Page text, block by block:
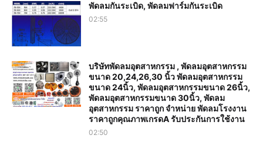
พัดลมกันระเบิด, พัดลมฟาร์มกันระเบิด
02:55
บริษัทพัดลมอุตสาหกรรม , พัดลมอุตสาหกรรม
ขนาด 20,24,26,30 นิ้ว พัดลมอุตสาหกรรม
ขนาด 24นิ้ว, พัดลมอุตสาหกรรมขนาด 26นิ้ว,
พัดลมอุตสาหกรรมขนาด 30นิ้ว, พัดลม
อุตสาหกรรม ราคาถูก จำหน่าย พัดลมโรงงาน
ราคาถูกคุณภาพเกรดA รับประกันการใช้งาน‎
02:50